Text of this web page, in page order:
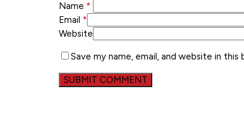
Name *
Email *
Website
Save my name, email, and website in